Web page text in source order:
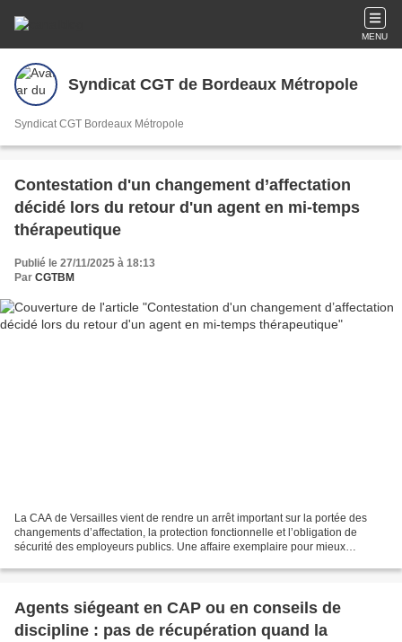
MENU
Syndicat CGT de Bordeaux Métropole
Syndicat CGT Bordeaux Métropole
Contestation d'un changement d’affectation
décidé lors du retour d'un agent en mi-temps
thérapeutique
Publié le 27/11/2025 à 18:13
Par CGTBM
La CAA de Versailles vient de rendre un arrêt important sur la portée des
changements d’affectation, la protection fonctionnelle et l’obligation de
sécurité des employeurs publics. Une affaire exemplaire pour mieux
Agents siégeant en CAP ou en conseils de
discipline : pas de récupération quand la